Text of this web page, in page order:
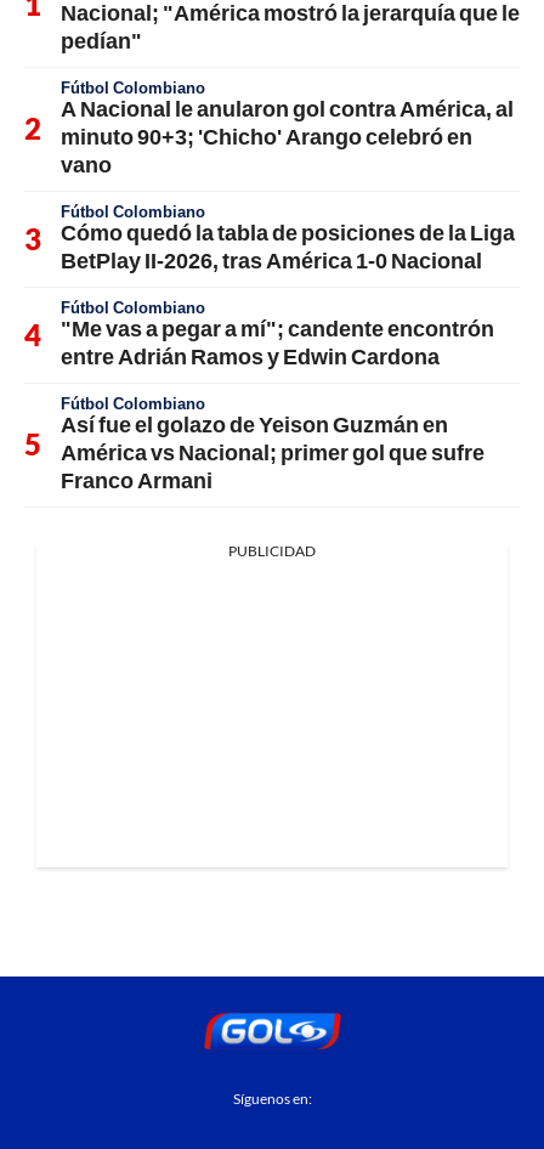
Nacional; "América mostró la jerarquía que le
pedían"
Fútbol Colombiano
A Nacional le anularon gol contra América, al
minuto 90+3; 'Chicho' Arango celebró en
vano
Fútbol Colombiano
Cómo quedó la tabla de posiciones de la Liga
BetPlay II-2026, tras América 1-0 Nacional
Fútbol Colombiano
"Me vas a pegar a mí"; candente encontrón
entre Adrián Ramos y Edwin Cardona
Fútbol Colombiano
Así fue el golazo de Yeison Guzmán en
América vs Nacional; primer gol que sufre
Franco Armani
PUBLICIDAD
Síguenos en: